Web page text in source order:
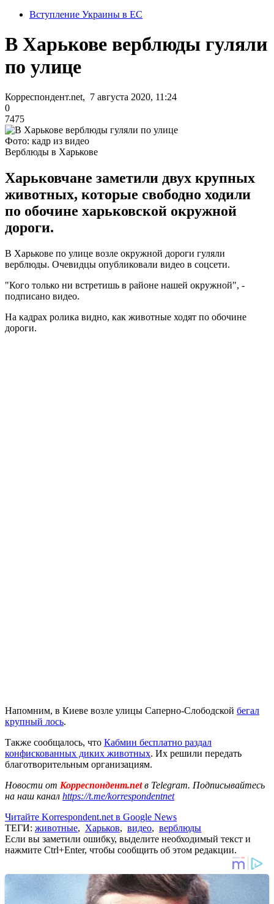
Вступление Украины в ЕС
В Харькове верблюды гуляли
по улице
Корреспондент.net, 7 августа 2020, 11:24
0
7475
Фото: кадр из видео
Верблюды в Харькове
Харьковчане заметили двух крупных
животных, которые свободно ходили
по обочине харьковской окружной
дороги.
В Харькове по улице возле окружной дороги гуляли
верблюды. Очевидцы опубликовали видео в соцсети.
"Кого только ни встретишь в районе нашей окружной", -
подписано видео.
На кадрах ролика видно, как животные ходят по обочине
дороги.
Напомним, в Киеве возле улицы Саперно-Слободской бегал
крупный лось.
Также сообщалось, что Кабмин бесплатно раздал
конфискованных диких животных. Их решили передать
благотворительным организациям.
Новости от Корреспондент.netв Telegram. Подписывайтесь
на наш канал https://t.me/korrespondentnet
Читайте Korrespondent.net в Google News
ТЕГИ: животные, Харьков, видео, верблюды
Если вы заметили ошибку, выделите необходимый текст и
нажмите Ctrl+Enter, чтобы сообщить об этом редакции.